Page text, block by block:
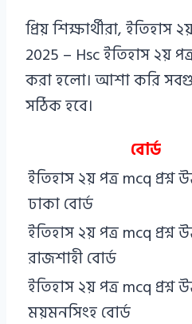
প্রিয় শিক্ষার্থীরা, ইতিহাস
2025 – Hsc ইতিহাস ২য়
করা হলো। আশা করি
সঠিক হবে।
বোর্ড
ইতিহাস ২য় পত্র mcq প্রশ্ন
ঢাকা বোর্ড
ইতিহাস ২য় পত্র mcq প্রশ্ন
রাজশাহী বোর্ড
ইতিহাস ২য় পত্র mcq প্রশ্ন
ময়মনসিংহ বোর্ড